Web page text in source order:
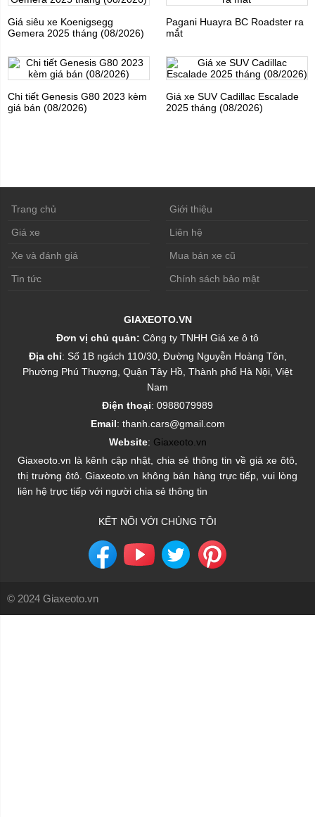
Giá siêu xe Koenigsegg
Gemera 2025 tháng (08/2026)
Pagani Huayra BC Roadster ra
mắt
Chi tiết Genesis G80 2023 kèm
giá bán (08/2026)
Giá xe SUV Cadillac Escalade
2025 tháng (08/2026)
Trang chủ Giới thiệu
Giá xe Liên hệ
Xe và đánh giá Mua bán xe cũ
Tin tức Chính sách bảo mật
GIAXEOTO.VN
Đơn vị chủ quản: Công ty TNHH Giá xe ô tô
Địa chỉ: Số 1B ngách 110/30, Đường Nguyễn Hoàng Tôn,
Phường Phú Thượng, Quận Tây Hồ, Thành phố Hà Nội, Việt
Nam
Điện thoại: 0988079989
Email: thanh.cars@gmail.com
Website: Giaxeoto.vn
Giaxeoto.vn là kênh cập nhật, chia sẻ thông tin về giá xe ôtô,
thị trường ôtô. Giaxeoto.vn không bán hàng trực tiếp, vui lòng
liên hệ trực tiếp với người chia sẻ thông tin
KẾT NỐI VỚI CHÚNG TÔI
© 2024 Giaxeoto.vn